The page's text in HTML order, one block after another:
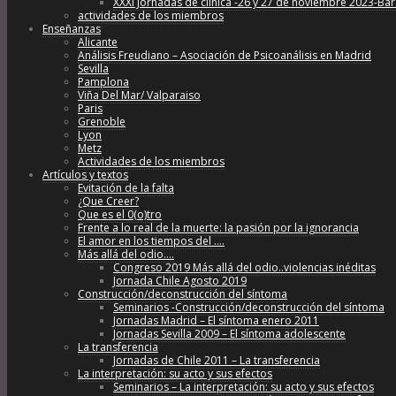
actividades de los miembros
Enseñanzas
Alicante
Análisis Freudiano – Asociación de Psicoanálisis en Madrid
Sevilla
Pamplona
Viña Del Mar/ Valparaiso
Paris
Grenoble
Lyon
Metz
Actividades de los miembros
Artículos y textos
Evitación de la falta
¿Que Creer?
Que es el 0(o)tro
Frente a lo real de la muerte: la pasión por la ignorancia
El amor en los tiempos del ….
Más allá del odio….
Congreso 2019 Más allá del odio..violencias inéditas
Jornada Chile Agosto 2019
Construcción/deconstrucción del síntoma
Seminarios -Construcción/deconstrucción del síntoma
Jornadas Madrid – El síntoma enero 2011
Jornadas Sevilla 2009 – El síntoma adolescente
La transferencia
Jornadas de Chile 2011 – La transferencia
La interpretación: su acto y sus efectos
Seminarios – La interpretación: su acto y sus efectos